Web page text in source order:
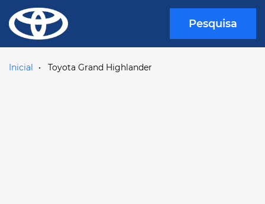
Pesquisa
Inicial Toyota Grand Highlander